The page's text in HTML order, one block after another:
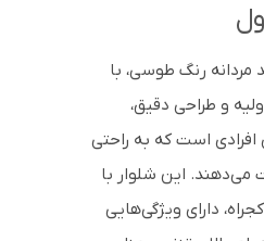
رنگ طوسی، با
و طراحی دقیق،
افرادی است که به راحتی
می‌دهند. این شلوار با
دارای ویژگی‌هایی